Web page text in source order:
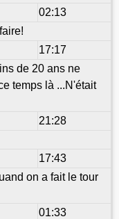
02:13
17:17
de 20 ans ne
temps là ...N'était
21:28
17:43
on a fait le tour
01:33